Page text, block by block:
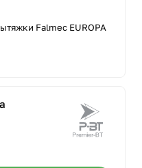
Falmec EUROPA